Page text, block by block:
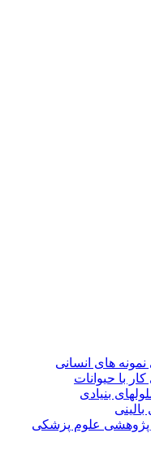
های انسانی
با حیوانات
بنیادی
پژوهشی علوم پزشکی